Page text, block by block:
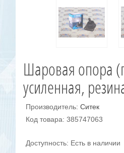
Шаровая опора
усиленная,
Производитель:Ситек
Код товара: 385747063
Доступность: Есть в наличии